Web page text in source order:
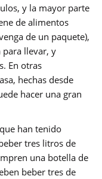
y la mayor parte
de alimentos
de un paquete),
llevar, y
En otras
hechas desde
hacer una gran
han tenido
tres litros de
una botella de
beber tres de